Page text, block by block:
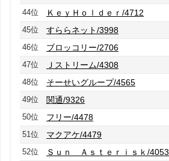
44位
ＫｅｙＨｏｌｄｅｒ/4712
45位
すららネット/3998
46位
ブロッコリー/2706
47位
Ｊストリーム/4308
48位
そーせいグループ/4565
49位
関通/9326
50位
フリー/4478
51位
マクアケ/4479
52位
Ｓｕｎ Ａｓｔｅｒｉｓｋ/4053